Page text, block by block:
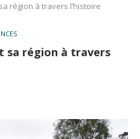
région à travers l’histoire
sa région à travers